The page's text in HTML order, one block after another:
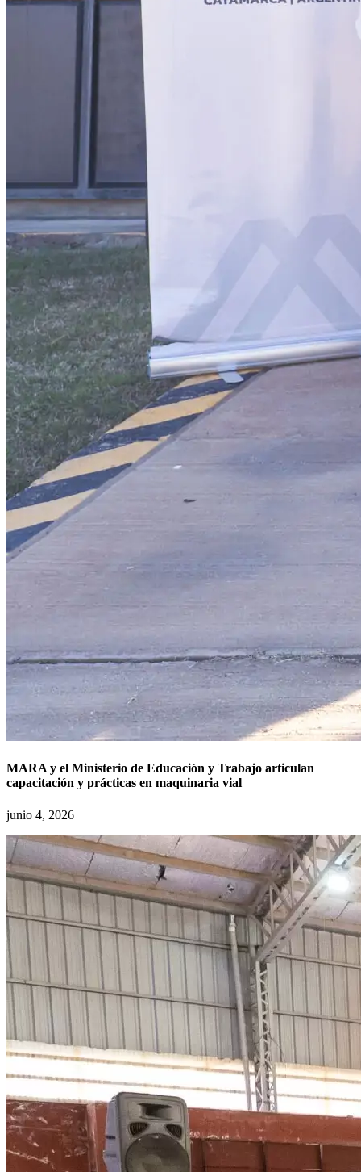
MARA y el Ministerio de Educación y Trabajo articulan
capacitación y prácticas en maquinaria vial
junio 4, 2026